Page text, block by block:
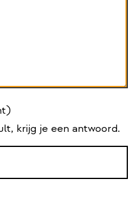
krijg je een antwoord.